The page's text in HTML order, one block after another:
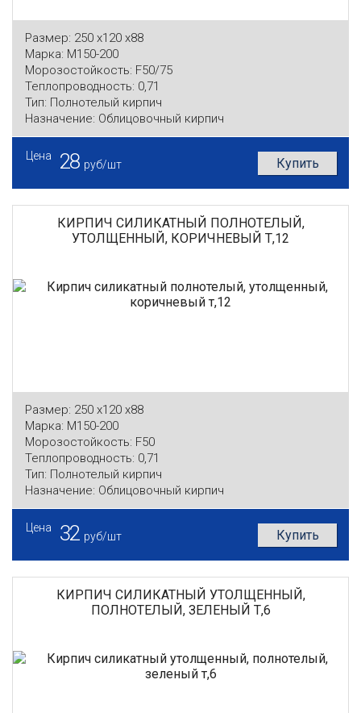
Размер: 250 x120 x88
Марка: М150-200
Морозостойкость: F50/75
Теплопроводность: 0,71
Тип: Полнотелый кирпич
Назначение: Облицовочный кирпич
Цена 28 руб/шт Купить
КИРПИЧ СИЛИКАТНЫЙ ПОЛНОТЕЛЫЙ,
УТОЛЩЕННЫЙ, КОРИЧНЕВЫЙ Т,12
Размер: 250 x120 x88
Марка: М150-200
Морозостойкость: F50
Теплопроводность: 0,71
Тип: Полнотелый кирпич
Назначение: Облицовочный кирпич
Цена 32 руб/шт Купить
КИРПИЧ СИЛИКАТНЫЙ УТОЛЩЕННЫЙ,
ПОЛНОТЕЛЫЙ, ЗЕЛЕНЫЙ Т,6